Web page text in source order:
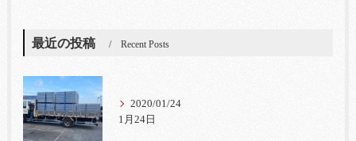
最近の投稿 Recent Posts
2020/01/24
1月24日